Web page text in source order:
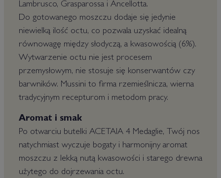
Lambrusco, Grasparossa i Ancellotta.
Do gotowanego moszczu dodaje się jedynie
niewielką ilość octu, co pozwala uzyskać idealną
równowagę między słodyczą, a kwasowością (6%).
Wytwarzenie octu nie jest procesem
przemysłowym, nie stosuje się konserwantów czy
barwników. Mussini to firma rzemieślnicza, wierna
tradycyjnym recepturom i metodom pracy.
Aromat i smak
Po otwarciu butelki ACETAIA 4 Medaglie, Twój nos
natychmiast wyczuje bogaty i harmonijny aromat
moszczu z lekką nutą kwasowości i starego drewna
użytego do dojrzewania octu.